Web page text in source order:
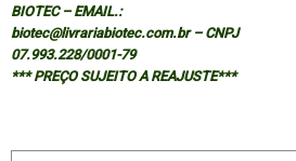
BIOTEC – EMAIL.:
biotec@livrariabiotec.com.br – CNPJ
07.993.228/0001-79
*** PREÇO SUJEITO A REAJUSTE***